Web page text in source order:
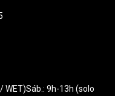
WET)Sáb.: 9h-13h (solo